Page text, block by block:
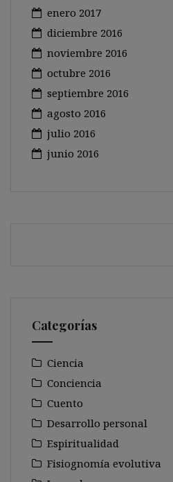
enero 2017
diciembre 2016
noviembre 2016
octubre 2016
septiembre 2016
agosto 2016
julio 2016
junio 2016
Categorías
Ciencia
Conciencia
Cuento
Desarrollo personal
Espiritualidad
Fisiognomía evolutiva